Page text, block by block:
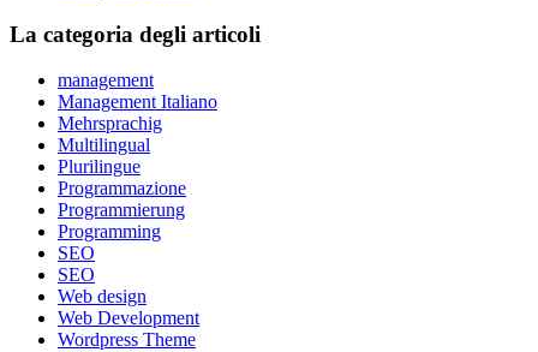
La categoria degli articoli
management
Management Italiano
Mehrsprachig
Multilingual
Plurilingue
Programmazione
Programmierung
Programming
SEO
SEO
Web design
Web Development
Wordpress Theme